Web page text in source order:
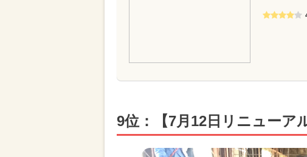
9位：【7月12日リニューア